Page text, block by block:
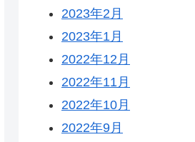
2023年2月
2023年1月
2022年12月
2022年11月
2022年10月
2022年9月